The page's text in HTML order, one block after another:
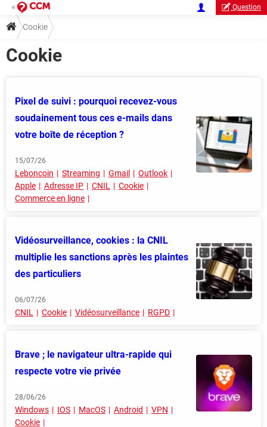
Question
Cookie
Cookie
Pixel de suivi : pourquoi recevez-vous
soudainement tous ces e-mails dans
votre boîte de réception ?
15/07/26
Leboncoin Streaming Gmail
Outlook
Apple
Adresse IP CNIL
Cookie
Commerce en ligne
Vidéosurveillance, cookies : la CNIL
multiplie les sanctions après les plaintes
des particuliers
06/07/26
CNIL Cookie Vidéosurveillance RGPD
Brave ; le navigateur ultra-rapide qui
respecte votre vie privée
28/06/26
Windows IOS MacOS Android
VPN
Cookie